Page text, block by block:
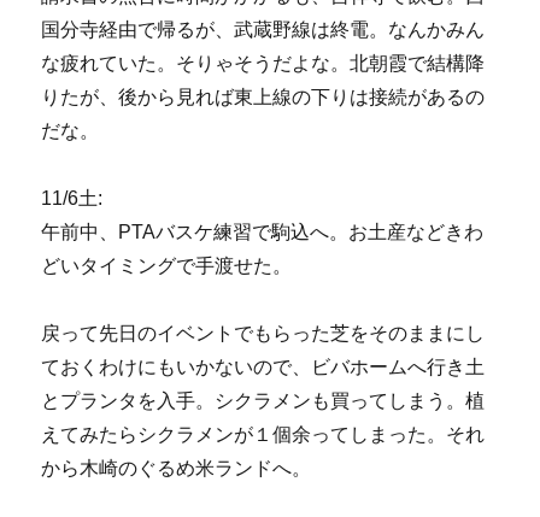
国分寺経由で帰るが、武蔵野線は終電。なんかみん
な疲れていた。そりゃそうだよな。北朝霞で結構降
りたが、後から見れば東上線の下りは接続があるの
だな。
11/6土:
午前中、PTAバスケ練習で駒込へ。お土産などきわ
どいタイミングで手渡せた。
戻って先日のイベントでもらった芝をそのままにし
ておくわけにもいかないので、ビバホームへ行き土
とプランタを入手。シクラメンも買ってしまう。植
えてみたらシクラメンが１個余ってしまった。それ
から木崎のぐるめ米ランドへ。